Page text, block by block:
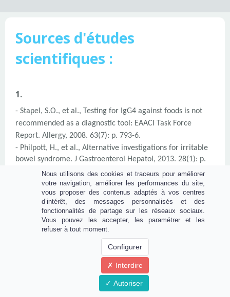
Sources d'études
scientifiques :
1.
- Stapel, S.O., et al., Testing for IgG4 against foods is not
recommended as a diagnostic tool: EAACI Task Force
Report. Allergy, 2008. 63(7): p. 793-6.
- Philpott, H., et al., Alternative investigations for irritable
bowel syndrome. J Gastroenterol Hepatol, 2013. 28(1): p.
- American College of Gastroenterology Task Force on
Irritable Bowel, S., et al., An evidence-based position
statement on the management of irritable bowel
syndrome. Am J Gastroenterol, 2009. 104 Suppl 1: p. S1-35.
- Bohn, L., S. Storsrud, and M. Simren, Nutrient intake in
patients with irritable bowel syndrome compared with the
general population. Neurogastroenterol Motil, 2013. 25(1):
Nous utilisons des cookies et traceurs pour améliorer
votre navigation, améliorer les performances du site,
vous proposer des contenus adaptés à vos centres
d’intérêt, des messages personnalisés et des
fonctionnalités de partage sur les réseaux sociaux.
Vous pouvez les accepter, les paramétrer et les
refuser à tout moment.
Configurer
Interdire
Autoriser